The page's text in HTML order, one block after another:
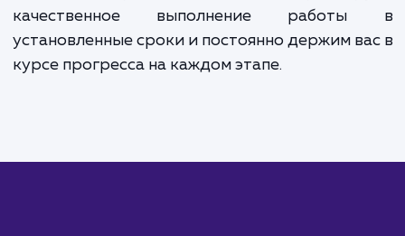
ждать?